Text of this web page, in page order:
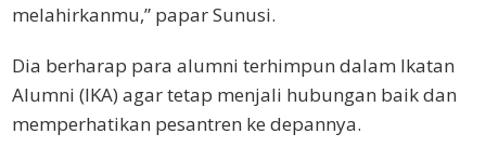
melahirkanmu,” papar Sunusi.
Dia berharap para alumni terhimpun dalam Ikatan
Alumni (IKA) agar tetap menjali hubungan baik dan
memperhatikan pesantren ke depannya.